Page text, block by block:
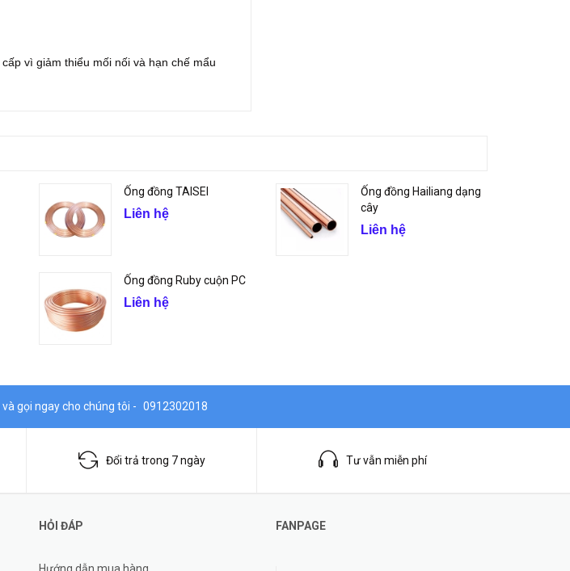
vì giảm thiểu mối nối và hạn chế mẩu
Ống đồng TAISEI
Liên hệ
Ống đồng Hailiang dạng
cây
Liên hệ
Ống đồng Ruby cuộn PC
Liên hệ
gọi ngay cho chúng tôi - 0912302018
Đổi trả trong 7 ngày Tư vẫn miễn phí
HỎI ĐÁP FANPAGE